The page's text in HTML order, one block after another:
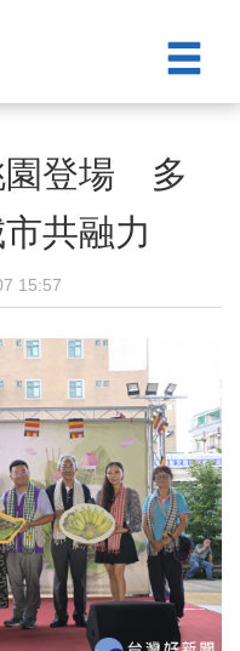
園登場 多
共融力
15:57